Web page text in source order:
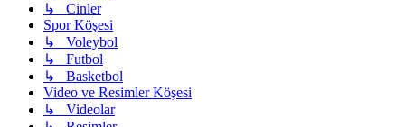
↳ Cinler
Spor Köşesi
↳ Voleybol
↳ Futbol
↳ Basketbol
Video ve Resimler Köşesi
↳ Videolar